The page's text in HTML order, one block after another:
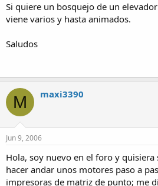
Si quiere un bosquejo de un
viene varios y hasta animados.
Saludos
M maxi3390
Jun 9, 2006
Hola, soy nuevo en el foro y quisiera
hacer andar unos motores paso a
impresoras de matriz de punto; me